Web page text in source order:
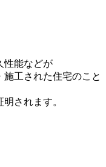
性能などが
工された住宅のこと
されます。